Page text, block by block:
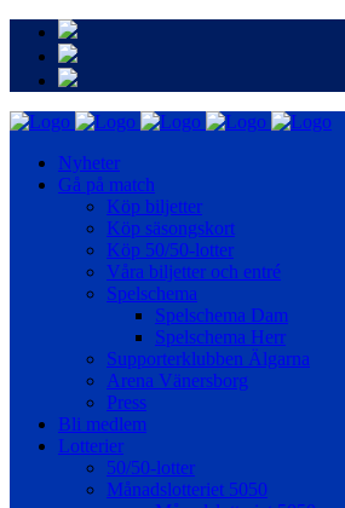
Nyheter
Gå på match
Köp biljetter
Köp säsongskort
Köp 50/50-lotter
Våra biljetter och entré
Spelschema
Spelschema Dam
Spelschema Herr
Supporterklubben Älgarna
Arena Vänersborg
Press
Bli medlem
Lotterier
50/50-lotter
Månadslotteriet 5050